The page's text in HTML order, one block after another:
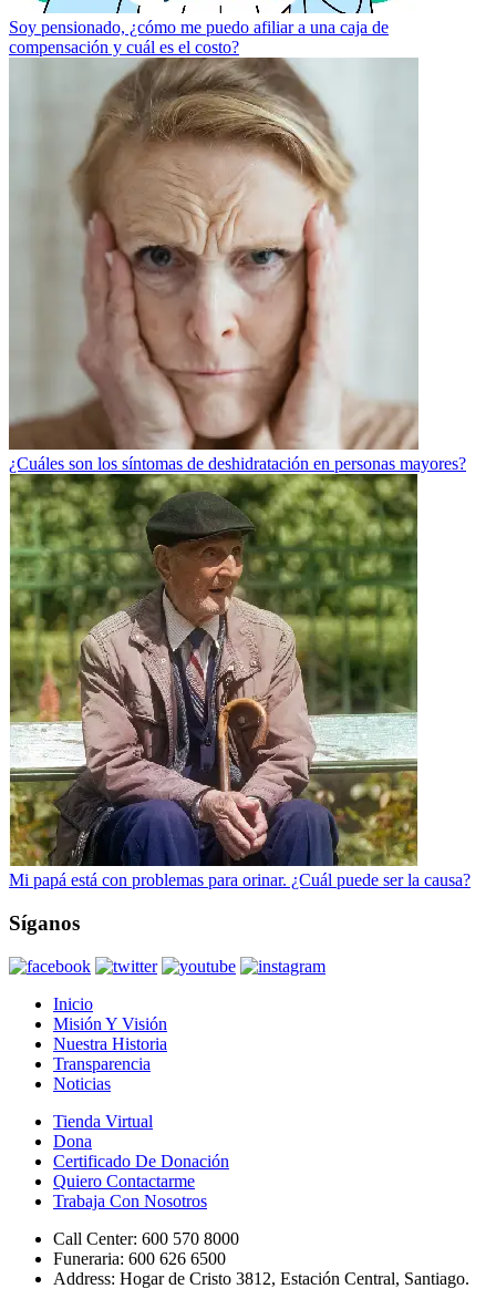
Soy pensionado, ¿cómo me puedo afiliar a una caja de
compensación y cuál es el costo?
¿Cuáles son los síntomas de deshidratación en personas mayores?
Mi papá está con problemas para orinar. ¿Cuál puede ser la causa?
Síganos
Inicio
Misión Y Visión
Nuestra Historia
Transparencia
Noticias
Tienda Virtual
Dona
Certificado De Donación
Quiero Contactarme
Trabaja Con Nosotros
Call Center: 600 570 8000
Funeraria: 600 626 6500
Address: Hogar de Cristo 3812, Estación Central, Santiago.